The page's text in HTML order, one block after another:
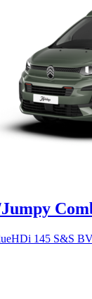
145 S&S